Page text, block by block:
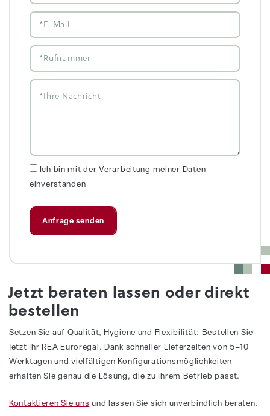
Ich bin mit der Verarbeitung meiner Daten
einverstanden
Jetzt beraten lassen oder direkt
bestellen
Setzen Sie auf Qualität, Hygiene und Flexibilität: Bestellen Sie
jetzt Ihr REA Euroregal. Dank schneller Lieferzeiten von 5–10
Werktagen und vielfältigen Konfigurationsmöglichkeiten
erhalten Sie genau die Lösung, die zu Ihrem Betrieb passt.
Kontaktieren Sie uns und lassen Sie sich unverbindlich beraten.